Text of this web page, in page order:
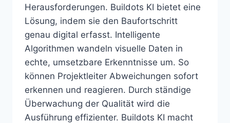
Herausforderungen. Buildots KI bietet eine
Lösung, indem sie den Baufortschritt
genau digital erfasst. Intelligente
Algorithmen wandeln visuelle Daten in
echte, umsetzbare Erkenntnisse um. So
können Projektleiter Abweichungen sofort
erkennen und reagieren. Durch ständige
Überwachung der Qualität wird die
Ausführung effizienter. Buildots KI macht